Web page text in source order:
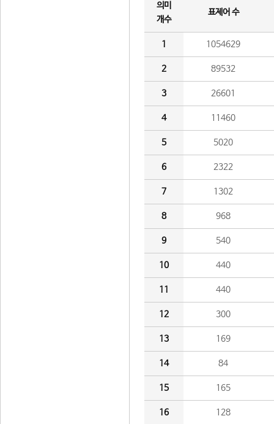
의미
개수
표제어 수
1 1054629
2 89532
3 26601
4 11460
5 5020
6 2322
7 1302
8 968
9 540
10 440
11 440
12 300
13 169
14 84
15 165
16 128